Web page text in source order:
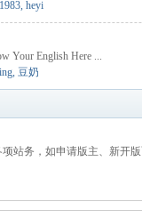
, heyi
Your English Here ...
, 豆奶
站务，如申请版主、新开